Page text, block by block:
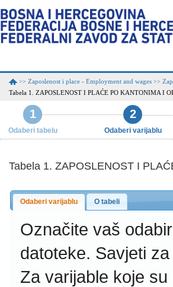
>> Zaposlenost i place - Employment and wages >>
Tabela 1. ZAPOSLENOST I PLAĆE PO KANTONIMA I
1
Odaberi tabelu
2
Odaberi varijablu
Tabela 1. ZAPOSLENOST I
Odaberi varijablu O tabeli
Označite vaš
datoteke. Savjeti
Za varijable koje